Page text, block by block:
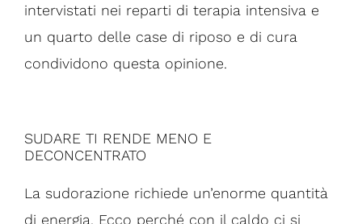
intervistati nei reparti di terapia intensiva e
un quarto delle case di riposo e di cura
condividono questa opinione.
SUDARE TI RENDE MENO E
DECONCENTRATO
La sudorazione richiede un’enorme quantità
di energia. Ecco perché con il caldo ci si